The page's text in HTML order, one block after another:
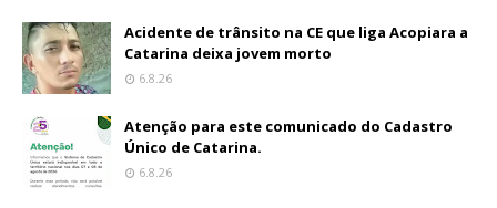
Acidente de trânsito na CE que liga Acopiara a
Catarina deixa jovem morto
6.8.26
Atenção para este comunicado do Cadastro
Único de Catarina.
6.8.26